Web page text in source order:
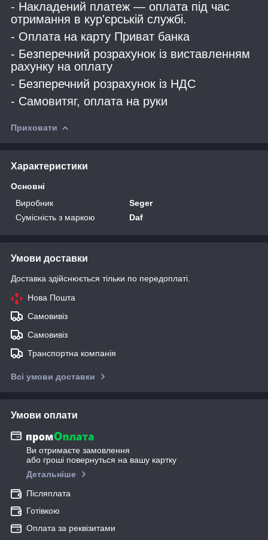
- Накладений платеж — оплата під час
отримання в кур'єрській службі.
- Оплата на карту Приват банка
- Безперечний розрахунок із виставленням
рахунку на оплату
- Безперечний розрахунок із НДС
- Самовитяг, оплата на руки
Приховати
Характеристики
Основні
Виробник
Seger
Сумісність з маркою
Daf
Умови доставки
Доставка здійснюється тільки по передоплаті.
Нова Пошта
Самовивіз
Самовивіз
Транспортна компанія
Всі умови доставки
Умови оплати
Ви отримаєте замовлення
або гроші повернуться на вашу картку
Детальніше
Післяплата
Готівкою
Оплата за реквізитами